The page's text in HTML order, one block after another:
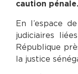
caution
En l’espace
judiciaires
République
la justice